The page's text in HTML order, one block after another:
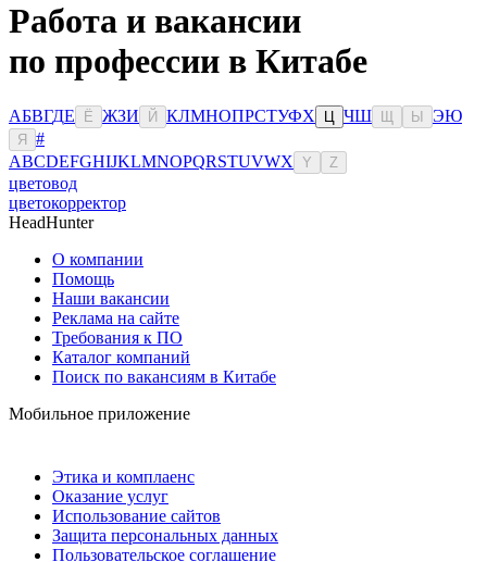
Работа и вакансии
по профессии в Китабе
АБВГДЕ Ё ЖЗИ Й КЛМНОПРСТУФХ ЧШ Ы ЭЮ
Я
#
ABCDEFGHIJKLMNOPQRSTUVWX Y Z
цветовод
цветокорректор
HeadHunter
О компании
Помощь
Наши вакансии
Реклама на сайте
Требования к ПО
Каталог компаний
Поиск по вакансиям в Китабе
Мобильное приложение
Этика и комплаенс
Оказание услуг
Использование сайтов
Защита персональных данных
Пользовательское соглашение